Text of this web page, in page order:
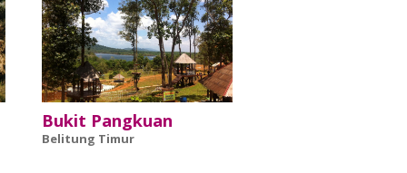
Bukit Pangkuan
Belitung Timur